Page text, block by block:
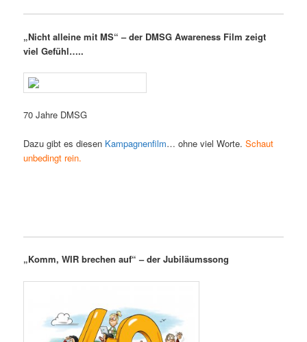
„Nicht alleine mit MS“ – der DMSG Awareness Film zeigt
viel Gefühl…..
70 Jahre DMSG
Dazu gibt es diesen Kampagnenfilm… ohne viel Worte.Schaut
unbedingt rein.
„Komm, WIR brechen auf“ – der Jubiläumssong